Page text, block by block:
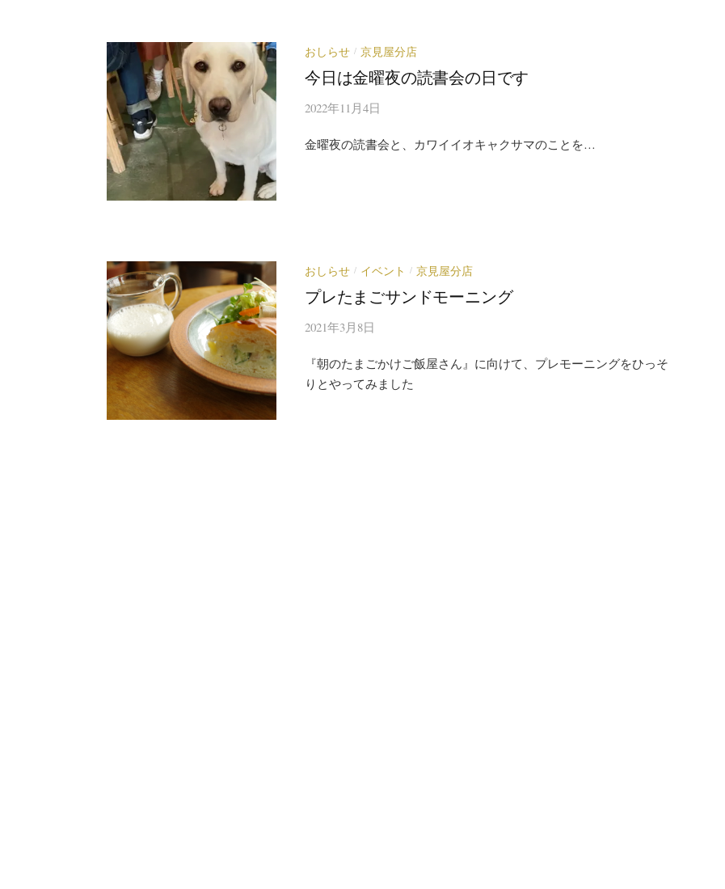
おしらせ / 京見屋分店
今日は金曜夜の読書会の日です
2022年11月4日
金曜夜の読書会と、カワイイオキャクサマのことを…
おしらせ / イベント / 京見屋分店
プレたまごサンドモーニング
2021年3月8日
『朝のたまごかけご飯屋さん』に向けて、プレモーニングをひっそ
りとやってみました